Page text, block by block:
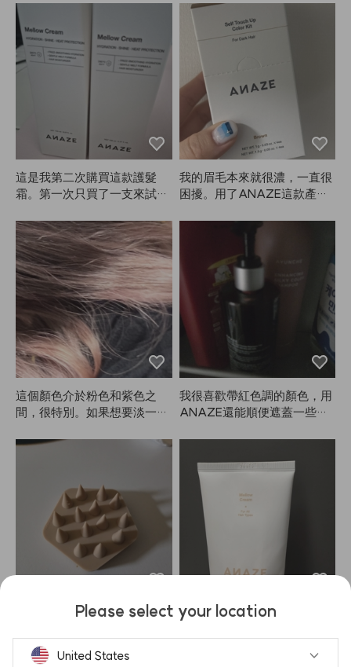
用。不是沒有效果，而是噴霧
類的產品總覺得會噴到臉上，
還有一種當天一定要洗頭的感
覺，覺得有點麻煩就懶得用了
🤭🤭🤭 效果真的如廣告所說，
幫他選了適合男生的尺寸。感
謝！
這是我第二次購買這款護髮
霜。第一次只買了一支來試
順、更滑，所以這次多買幾支
備用。我覺得它比其他產品更
容易幫我梳開濕髮。非常推薦
大家試試ANAZE這個產品！
很開心自己發現了它。我也會
和媽媽一起用，因為我們的頭
髮都比較乾。
我的眉毛本來就很濃，一直很
困擾。用了ANAZE這款產品
和一點，真的很開心！四盒都
這個顏色介於粉色和紫色之
間，很特別。如果想要淡一點
用的洗髮精裡一起洗頭，會有
我很喜歡帶紅色調的顏色，用
ANAZE還能順便遮蓋一些白
1. 完全不會痛。2. 頭髮不打
真的超級清爽舒服。
使用起來很方便，攜帶也很方
Please select your location
United States